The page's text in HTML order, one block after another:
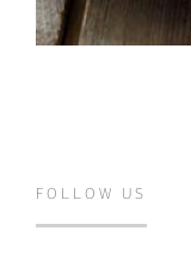
FOLLOW US